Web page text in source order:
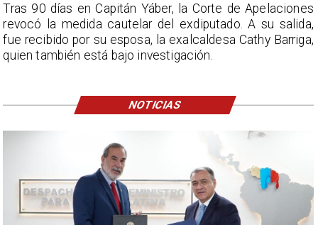
Tras 90 días en Capitán Yáber, la Corte de Apelaciones
revocó la medida cautelar del exdiputado. A su salida,
fue recibido por su esposa, la exalcaldesa Cathy Barriga,
quien también está bajo investigación.
NOTICIAS